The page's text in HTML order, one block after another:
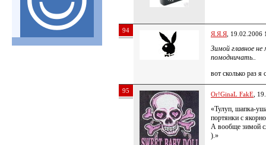
94 Я.Я.Я , 19.02.2006
Зимой главное
помодничать..
вот сколько раз я
95 Or!GinaL FakE ,
«Тулуп, шапка-
портянки с
А вообще зимой
).»